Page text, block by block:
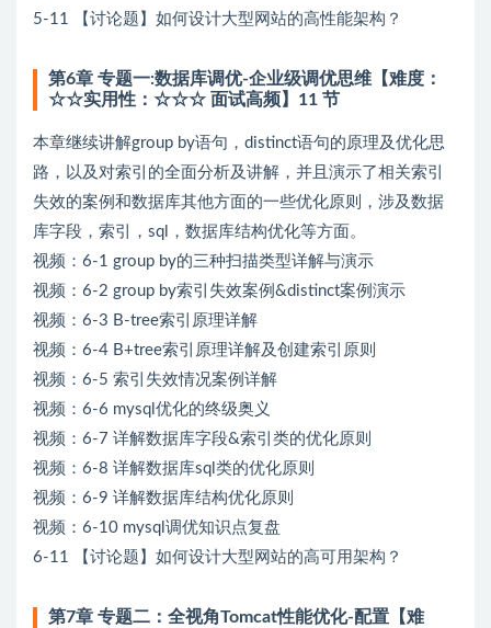
5-11 【讨论题】如何设计大型网站的高性能架构？
第6章 专题一:数据库调优-企业级调优思维【难度：
☆☆实用性：☆☆☆ 面试高频】11 节
本章继续讲解group by语句，distinct语句的原理及优化思
路，以及对索引的全面分析及讲解，并且演示了相关索引
失效的案例和数据库其他方面的一些优化原则，涉及数据
库字段，索引，sql，数据库结构优化等方面。
视频：6-1 group by的三种扫描类型详解与演示
视频：6-2 group by索引失效案例&distinct案例演示
视频：6-3 B-tree索引原理详解
视频：6-4 B+tree索引原理详解及创建索引原则
视频：6-5 索引失效情况案例详解
视频：6-6 mysql优化的终级奥义
视频：6-7 详解数据库字段&索引类的优化原则
视频：6-8 详解数据库sql类的优化原则
视频：6-9 详解数据库结构优化原则
视频：6-10 mysql调优知识点复盘
6-11 【讨论题】如何设计大型网站的高可用架构？
第7章 专题二：全视角Tomcat性能优化-配置【难